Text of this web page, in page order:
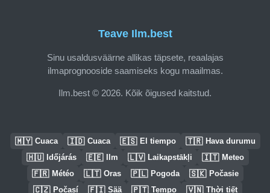
Teave Ilm.best
Sinu usaldusväärne allikas täpsete, reaalajas
ilmaprognooside saamiseks kogu maailmas.
Ilm.best © 2026. Kõik õigused kaitstud.
🇲🇾 Cuaca 🇮🇩 Cuaca 🇪🇸 El tiempo 🇹🇷 Hava durumu
🇭🇺 Időjárás 🇪🇪 Ilm 🇱🇻 Laikapstākļi 🇮🇹 Meteo
🇫🇷 Météo 🇱🇹 Oras 🇵🇱 Pogoda 🇸🇰 Počasie
🇨🇿 Počasí 🇫🇮 Sää 🇵🇹 Tempo 🇻🇳 Thời tiết